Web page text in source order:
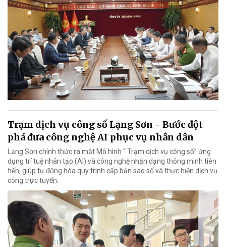
Trạm dịch vụ công số Lạng Sơn - Bước đột
phá đưa công nghệ AI phục vụ nhân dân
Lạng Sơn chính thức ra mắt Mô hình “ Trạm dịch vụ công số” ứng
dụng trí tuệ nhân tạo (AI) và công nghệ nhận dạng thông minh tiên
tiến, giúp tự động hóa quy trình cấp bản sao số và thực hiện dịch vụ
công trực tuyến.